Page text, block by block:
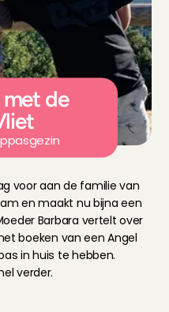
met de
voor aan de familie van
en maakt nu bijna een
Barbara vertelt over
boeken van een Angel
in huis te hebben.
verder.